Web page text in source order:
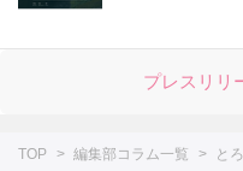
プレスリリ
TOP 編集部コラム一覧 と